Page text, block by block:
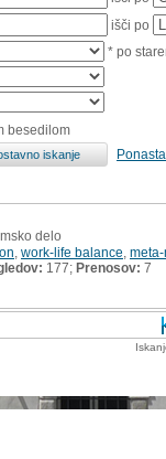
išči po
* po
besedilom
delo
work-life balance
177; Prenosov: 7